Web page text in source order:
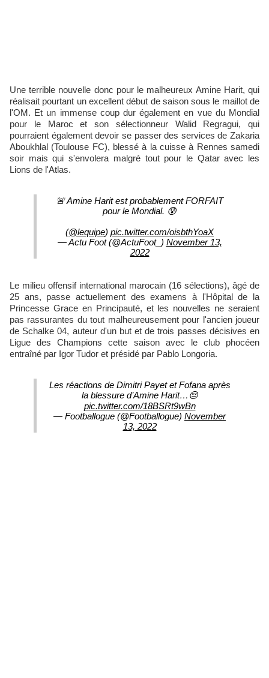
Une terrible nouvelle donc pour le malheureux Amine Harit, qui
réalisait pourtant un excellent début de saison sous le maillot de
l'OM. Et un immense coup dur également en vue du Mondial
pour le Maroc et son sélectionneur Walid Regragui, qui
pourraient également devoir se passer des services de Zakaria
Aboukhlal (Toulouse FC), blessé à la cuisse à Rennes samedi
soir mais qui s'envolera malgré tout pour le Qatar avec les
Lions de l'Atlas.
🚨 Amine Harit est probablement FORFAIT
pour le Mondial. 😰
(@lequipe) pic.twitter.com/oisbthYoaX
— Actu Foot (@ActuFoot_) November 13,
2022
Le milieu offensif international marocain (16 sélections), âgé de
25 ans, passe actuellement des examens à l'Hôpital de la
Princesse Grace en Principauté, et les nouvelles ne seraient
pas rassurantes du tout malheureusement pour l'ancien joueur
de Schalke 04, auteur d'un but et de trois passes décisives en
Ligue des Champions cette saison avec le club phocéen
entraîné par Igor Tudor et présidé par Pablo Longoria.
Les réactions de Dimitri Payet et Fofana après
la blessure d’Amine Harit…😔
pic.twitter.com/18BSRt9wBn
— Footballogue (@Footballogue) November
13, 2022